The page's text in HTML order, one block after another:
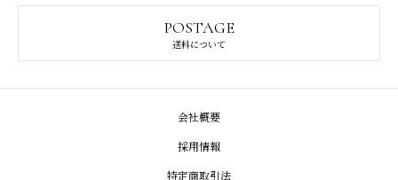
POSTAGE
送料について
会社概要
採用情報
特定商取引法